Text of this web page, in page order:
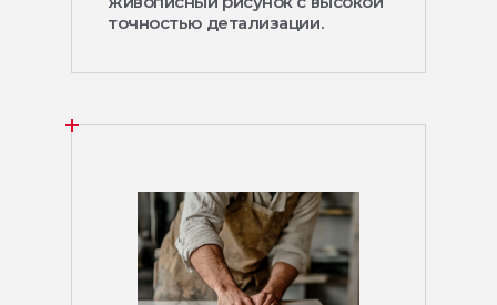
точностью детализации.